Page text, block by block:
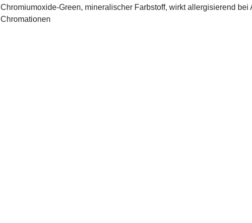
Chromiumoxide-Green, mineralischer ­Farbstoff, wirkt allergisierend bei
Chromationen